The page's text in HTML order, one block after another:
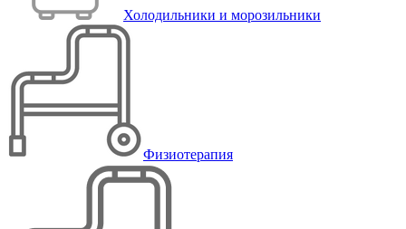
Холодильники и морозильники
Физиотерапия